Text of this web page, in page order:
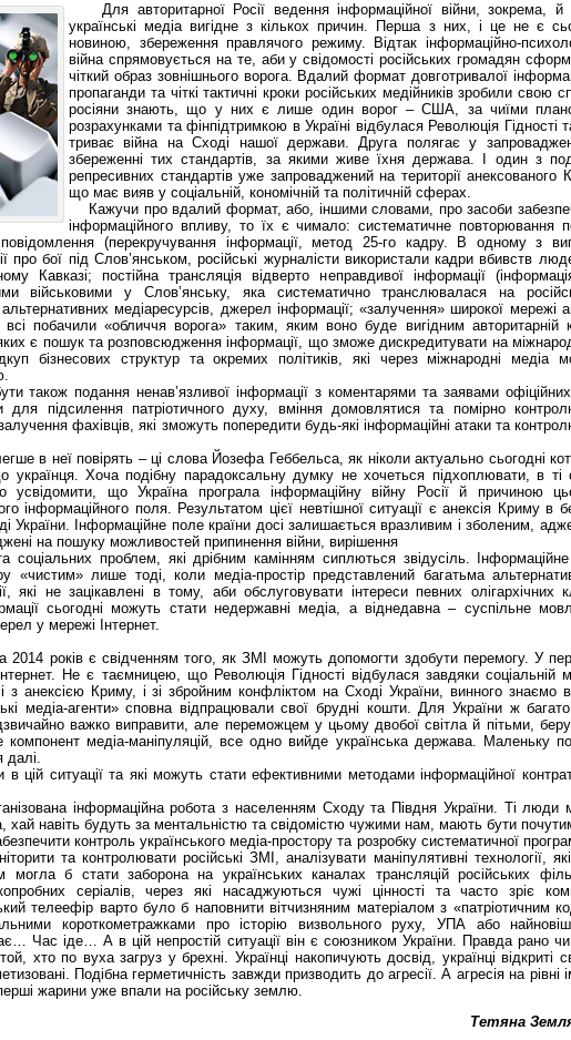
Для авторитарної Росії ведення інформаційної війни, зокрема, й
українські медіа вигідне з кількох причин. Перша з них, і це не є
новиною, збереження правлячого режиму. Відтак інформаційно-
війна спрямовується на те, аби у свідомості російських громадян
чіткий образ зовнішнього ворога. Вдалий формат довготривалої
пропаганди та чіткі тактичні кроки російських медійників зробили свою
росіяни знають, що у них є лише один ворог – США, за чиїми
розрахунками та фінпідтримкою в Україні відбулася Революція Гідності
триває війна на Сході нашої держави. Друга полягає у
збереженні тих стандартів, за якими живе їхня держава. І один з
репресивних стандартів уже запроваджений на території анексованого
що має вияв у соціальній, кономічній та політичній сферах.
Кажучи про вдалий формат, або, іншими словами, про засоби
інформаційного впливу, то їх є чимало: систематичне повторювання
(перекручування інформації, метод 25-го кадру. В одному з
про бої під Слов’янськом, російські журналісти використали кадри вбивств
Кавказі; постійна трансляція відверто неправдивої інформації
військовими у Слов’янську, яка систематично транслювалася на
медіаресурсів, джерел інформації; «залучення» широкої мережі
побачили «обличчя ворога» таким, яким воно буде вигідним авторитарній
є пошук та розповсюдження інформації, що зможе дискредитувати на
бізнесових структур та окремих політиків, які через міжнародні медіа
подання ненав’язливої інформації з коментарями та заявами офіційних
для підсилення патріотичного духу, вміння домовлятися та помірно
фахівців, які зможуть попередити будь-які інформаційні атаки та
в неї повірять – ці слова Йозефа Геббельса, як ніколи актуально сьогодні
українця. Хоча подібну парадоксальну думку не хочеться підхоплювати, в ті
усвідомити, що Україна програла інформаційну війну Росії й причиною
інформаційного поля. Результатом цієї невтішної ситуації є анексія Криму в
України. Інформаційне поле країни досі залишається вразливим і зболеним,
на пошуку можливостей припинення війни, вирішення
соціальних проблем, які дрібним камінням сиплються звідусіль.
«чистим» лише тоді, коли медіа-простір представлений багатьма
не зацікавлені в тому, аби обслуговувати інтереси певних олігархічних
сьогодні можуть стати недержавні медіа, а віднедавна – суспільне
у мережі Інтернет.
2014 років є свідченням того, як ЗМІ можуть допомогти здобути перемогу. У
Не є таємницею, що Революція Гідності відбулася завдяки соціальній
з анексією Криму, і зі збройним конфліктом на Сході України, винного знаємо
медіа-агенти» сповна відпрацювали свої брудні кошти. Для України ж
важко виправити, але переможцем у цьому двобої світла й пітьми,
медіа-маніпуляцій, все одно вийде українська держава. Маленьку
далі.
в цій ситуації та які можуть стати ефективними методами інформаційної
інформаційна робота з населенням Сходу та Півдня України. Ті люди
хай навіть будуть за ментальністю та свідомістю чужими нам, мають бути
контроль українського медіа-простору та розробку систематичної
та контролювати російські ЗМІ, аналізувати маніпулятивні технології,
б стати заборона на українських каналах трансляцій російських
серіалів, через які насаджуються чужі цінності та часто зріє
телеефір варто було б наповнити вітчизняним матеріалом з «патріотичним
короткометражками про історію визвольного руху, УПА або
Час іде… А в цій непростій ситуації він є союзником України. Правда рано чи
хто по вуха загруз у брехні. Українці накопичують досвід, українці відкриті
Подібна герметичність завжди призводить до агресії. А агресія на рівні
жарини уже впали на російську землю.
Тетяна